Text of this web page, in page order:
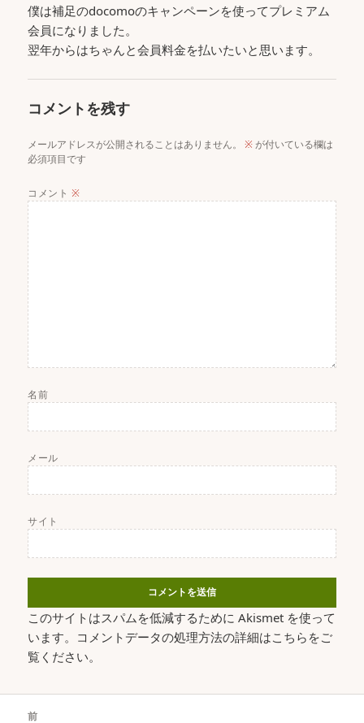
僕は補足のdocomoのキャンペーンを使ってプレミアム
会員になりました。
翌年からはちゃんと会員料金を払いたいと思います。
コメントを残す
メールアドレスが公開されることはありません。 ※が付いている欄は
必須項目です
コメント ※
名前
メール
サイト
このサイトはスパムを低減するために Akismet を使って
います。 コメントデータの処理方法の詳細はこちらをご
覧ください。
前